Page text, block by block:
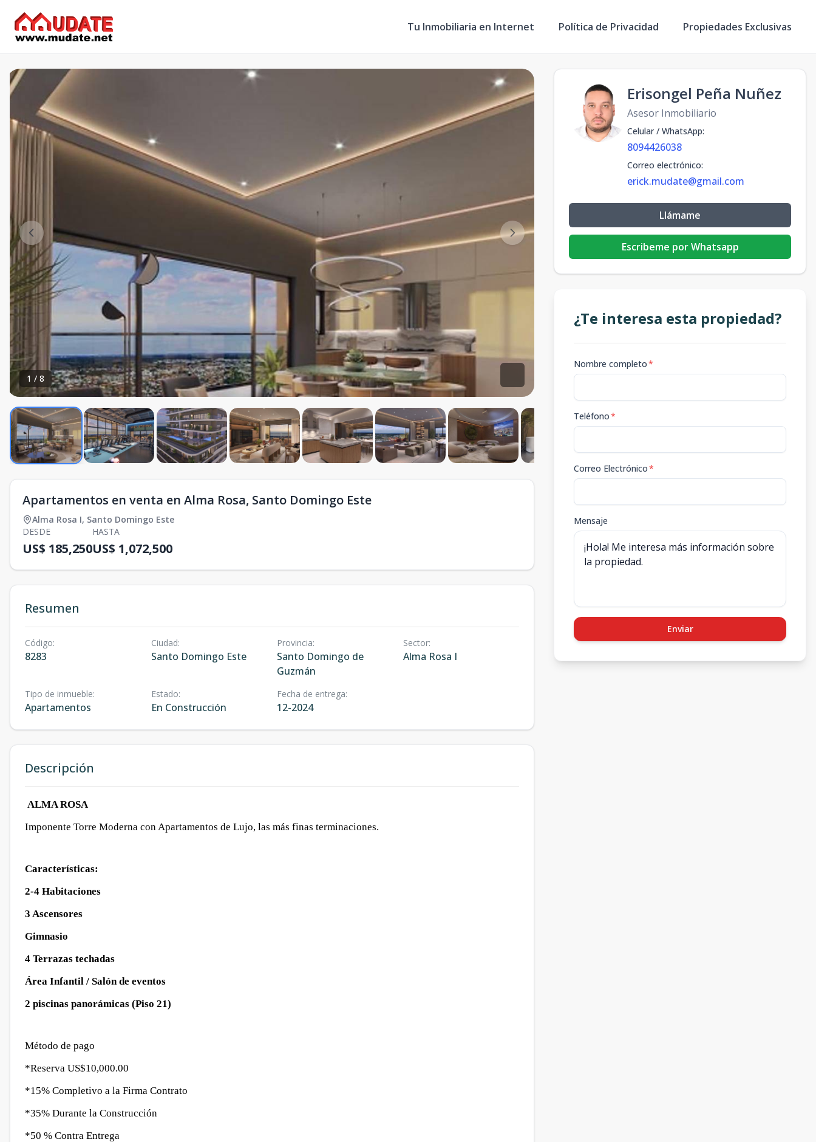
Tu Inmobiliaria en Internet Política de Privacidad Propiedades Exclusivas
1 / 8
Apartamentos en venta en Alma Rosa, Santo Domingo Este
Alma Rosa I, Santo Domingo Este
DESDE
US$ 185,250
HASTA
US$ 1,072,500
Resumen
Código:
8283
Ciudad:
Santo Domingo Este
Provincia:
Santo Domingo de
Guzmán
Sector:
Alma Rosa I
Tipo de inmueble:
Apartamentos
Estado:
En Construcción
Fecha de entrega:
12-2024
Descripción
ALMA ROSA
Imponente Torre Moderna con Apartamentos de Lujo, las más finas terminaciones.
Características:
2-4 Habitaciones
3 Ascensores
Gimnasio
4 Terrazas techadas
Área Infantil / Salón de eventos
2 piscinas panorámicas (Piso 21)
Método de pago
*Reserva US$10,000.00
*15% Completivo a la Firma Contrato
*35% Durante la Construcción
*50 % Contra Entrega
Erisongel Peña Nuñez
Asesor Inmobiliario
Celular / WhatsApp:
8094426038
Correo electrónico:
erick.mudate@gmail.com
Llámame
Escribeme por Whatsapp
¿Te interesa esta propiedad?
Nombre completo*
Teléfono*
Correo Electrónico*
Mensaje
Enviar